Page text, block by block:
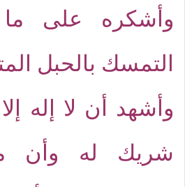
وأشكره على
التمسك بالحبل
وأشهد أن لا إله
شريك له وأن